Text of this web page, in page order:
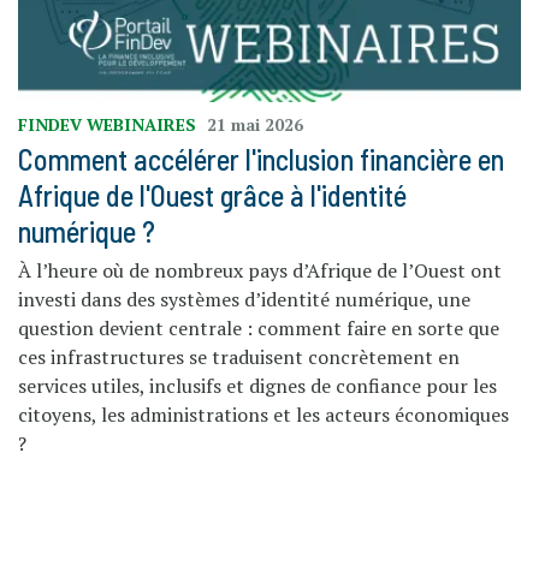
FINDEV WEBINAIRES 21 mai 2026
Comment accélérer l'inclusion financière en
Afrique de l'Ouest grâce à l'identité
numérique ?
À l’heure où de nombreux pays d’Afrique de l’Ouest ont
investi dans des systèmes d’identité numérique, une
question devient centrale : comment faire en sorte que
ces infrastructures se traduisent concrètement en
services utiles, inclusifs et dignes de confiance pour les
citoyens, les administrations et les acteurs économiques
?